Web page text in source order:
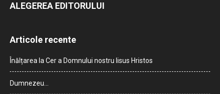
ALEGEREA EDITORULUI
Articole recente
Înălțarea la Cer a Domnului nostru Iisus Hristos
Dumnezeu…